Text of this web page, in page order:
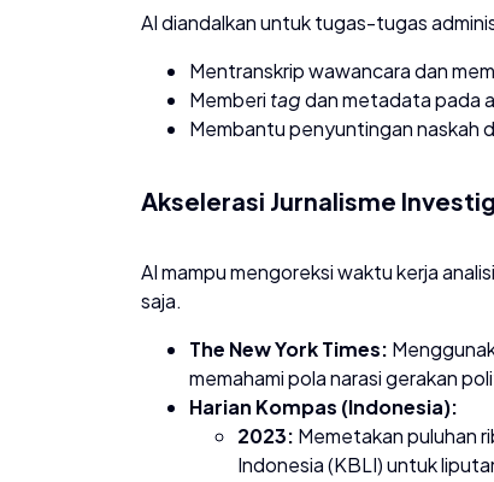
​AI diandalkan untuk tugas-tugas
​Mentranskrip wawancara dan
​Memberi tagdan metadata pada
​Membantu penyuntingan naskah
​Akselerasi Jurnalisme
​AI mampu mengoreksi waktu kerja
saja.
The New York Times:
memahami pola narasi gerakan
Harian Kompas (Indonesia):
2023: Memetakan puluhan
Indonesia (KBLI) untuk